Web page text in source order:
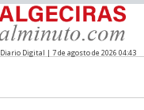
Diario Digital | 7 de agosto de 2026 04:43